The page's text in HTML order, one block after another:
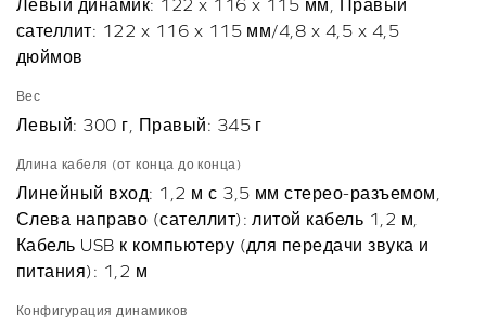
Левый динамик: 122 x 116 x 115 мм, Правый
сателлит: 122 x 116 x 115 мм/4,8 x 4,5 x 4,5
дюймов
Вес
Левый: 300 г, Правый: 345 г
Длина кабеля (от конца до конца)
Линейный вход: 1,2 м с 3,5 мм стерео-разъемом,
Слева направо (сателлит): литой кабель 1,2 м,
Кабель USB к компьютеру (для передачи звука и
питания): 1,2 м
Конфигурация динамиков